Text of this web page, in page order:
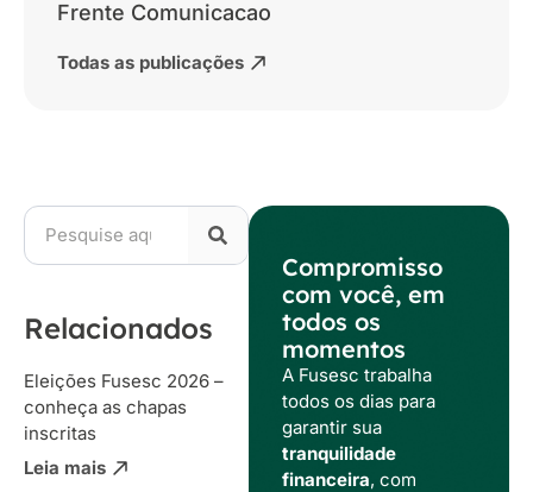
Frente Comunicacao
Todas as publicações
Relacionados
Eleições Fusesc 2026 –
conheça as chapas
inscritas
Leia mais
Compromisso
com você, em
todos os
momentos
A Fusesc trabalha
todos os dias para
garantir sua
tranquilidade
financeira, com